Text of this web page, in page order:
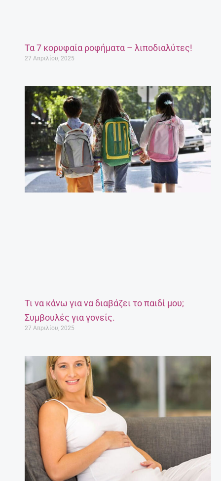
Τα 7 κορυφαία ροφήματα – λιποδιαλύτες!
27 Απριλίου, 2025
Τι να κάνω για να διαβάζει το παιδί μου;
Συμβουλές για γονείς.
27 Απριλίου, 2025